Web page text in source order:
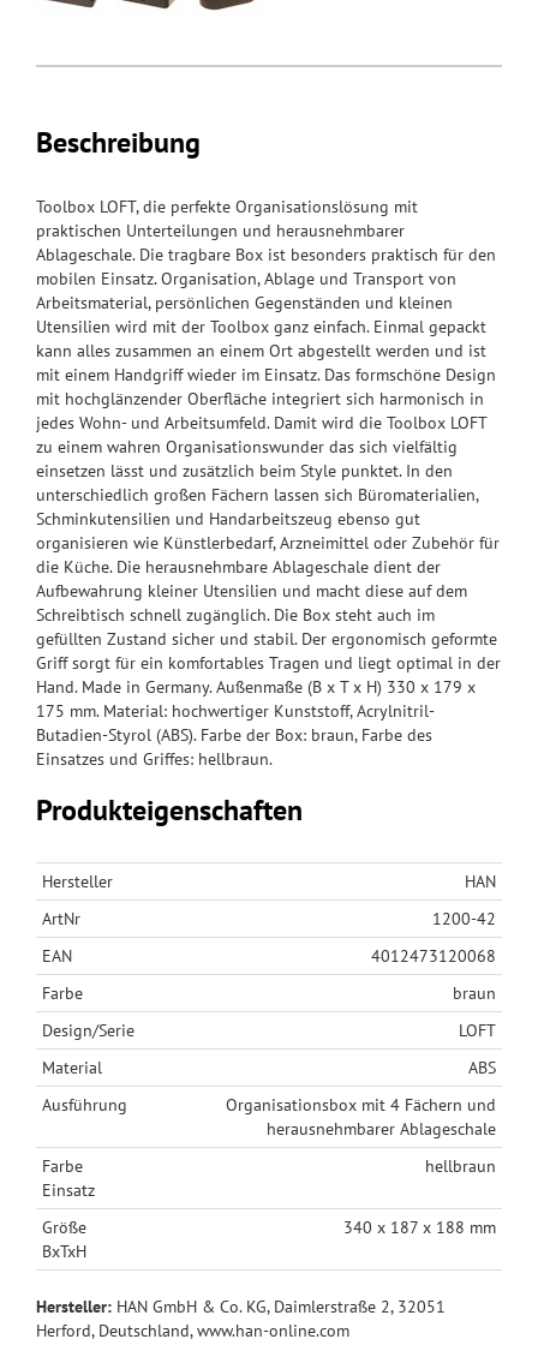
Beschreibung
Toolbox LOFT, die perfekte Organisationslösung mit
praktischen Unterteilungen und herausnehmbarer
Ablageschale. Die tragbare Box ist besonders praktisch für den
mobilen Einsatz. Organisation, Ablage und Transport von
Arbeitsmaterial, persönlichen Gegenständen und kleinen
Utensilien wird mit der Toolbox ganz einfach. Einmal gepackt
kann alles zusammen an einem Ort abgestellt werden und ist
mit einem Handgriff wieder im Einsatz. Das formschöne Design
mit hochglänzender Oberfläche integriert sich harmonisch in
jedes Wohn- und Arbeitsumfeld. Damit wird die Toolbox LOFT
zu einem wahren Organisationswunder das sich vielfältig
einsetzen lässt und zusätzlich beim Style punktet. In den
unterschiedlich großen Fächern lassen sich Büromaterialien,
Schminkutensilien und Handarbeitszeug ebenso gut
organisieren wie Künstlerbedarf, Arzneimittel oder Zubehör für
die Küche. Die herausnehmbare Ablageschale dient der
Aufbewahrung kleiner Utensilien und macht diese auf dem
Schreibtisch schnell zugänglich. Die Box steht auch im
gefüllten Zustand sicher und stabil. Der ergonomisch geformte
Griff sorgt für ein komfortables Tragen und liegt optimal in der
Hand. Made in Germany. Außenmaße (B x T x H) 330 x 179 x
175 mm. Material: hochwertiger Kunststoff, Acrylnitril-
Butadien-Styrol (ABS). Farbe der Box: braun, Farbe des
Einsatzes und Griffes: hellbraun.
Produkteigenschaften
Hersteller
HAN
ArtNr
1200-42
EAN
4012473120068
Farbe
braun
Design/Serie
LOFT
Material
ABS
Ausführung
Organisationsbox mit 4 Fächern und
herausnehmbarer Ablageschale
Farbe
Einsatz
hellbraun
Größe
BxTxH
340 x 187 x 188 mm
Hersteller: HAN GmbH & Co. KG, Daimlerstraße 2, 32051
Herford, Deutschland, www.han-online.com